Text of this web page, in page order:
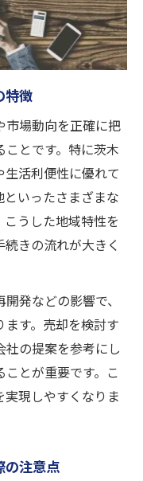
前に知るべき事
メリットと注意
却の流れ
のポイント
方法とは
最新事情
解く重要ポイン
価格動向
却戦略の考え方
新ニュース
い市場分析法
流れ紹介
動産売却要点
特徴
市場動向を正確に把
とです。特に茨木
生活利便性に優れて
といったさまざまな
うした地域特性を
きの流れが大きく
発などの影響で、
ます。売却を検討す
社の提案を参考にし
とが重要です。こ
実現しやすくなりま
の注意点